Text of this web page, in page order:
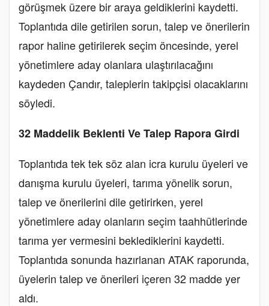
görüşmek üzere bir araya geldiklerini kaydetti.
Toplantıda dile getirilen sorun, talep ve önerilerin
rapor haline getirilerek seçim öncesinde, yerel
yönetimlere aday olanlara ulaştırılacağını
kaydeden Çandır, taleplerin takipçisi olacaklarını
söyledi.
32 Maddelik Beklenti Ve Talep Rapora Girdi
Toplantıda tek tek söz alan icra kurulu üyeleri ve
danışma kurulu üyeleri, tarıma yönelik sorun,
talep ve önerilerini dile getirirken, yerel
yönetimlere aday olanların seçim taahhütlerinde
tarıma yer vermesini beklediklerini kaydetti.
Toplantıda sonunda hazırlanan ATAK raporunda,
üyelerin talep ve önerileri içeren 32 madde yer
aldı.